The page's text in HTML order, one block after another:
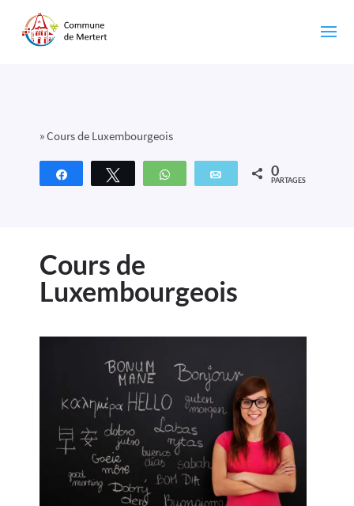
»Cours de Luxembourgeois
Partagez Tweetez WhatsApp Email 0
PARTAGES
Cours de
Luxembourgeois